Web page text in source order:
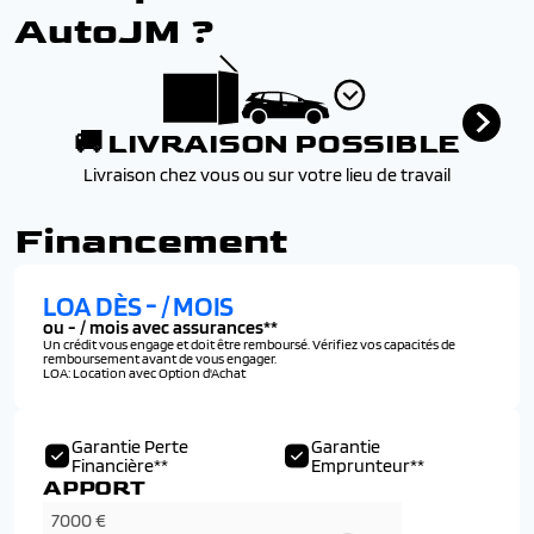
AutoJM ?
🚚 LIVRAISON POSSIBLE
Livraison chez vous ou sur votre lieu de travail
Financement
Garantie Perte
Financière**
Garantie
Emprunteur**
APPORT
LOA DÈS-/ MOIS
ou - / mois avec assurances**
Un crédit vous engage et doit être remboursé. Vérifiez vos capacités de
remboursement avant de vous engager.
LOA: Location avec Option d'Achat